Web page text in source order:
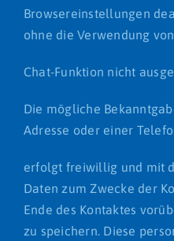
Browsereinstellungen
ohne die Verwendung
Chat-Funktion nicht
Die mögliche
Adresse oder einer
erfolgt freiwillig und mit
Daten zum Zwecke der
Ende des Kontaktes
zu speichern. Diese